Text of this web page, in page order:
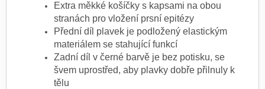
Extra měkké košíčky s kapsami na obou
stranách pro vložení prsní epitézy
Přední díl plavek je podložený elastickým
materiálem se stahující funkcí
Zadní díl v černé barvě je bez potisku, se
švem uprostřed, aby plavky dobře přilnuly k
tělu